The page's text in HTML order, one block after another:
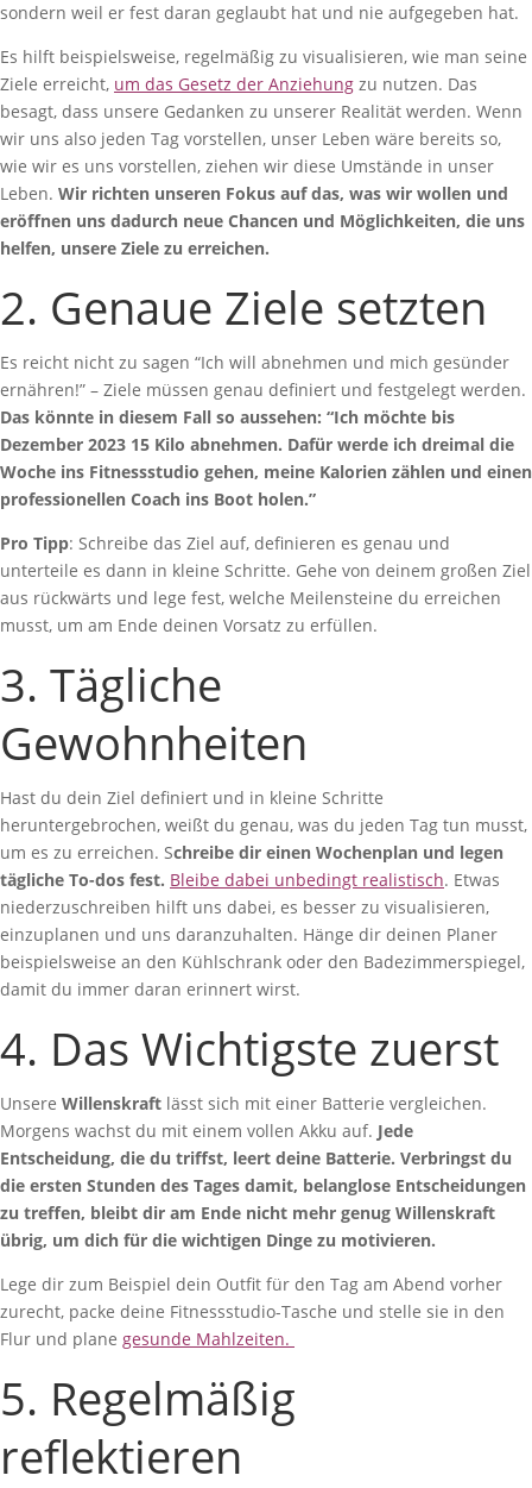
sondern weil er fest daran geglaubt hat und nie aufgegeben hat.
Es hilft beispielsweise, regelmäßig zu visualisieren, wie man seine
Ziele erreicht, um das Gesetz der Anziehung zu nutzen. Das
besagt, dass unsere Gedanken zu unserer Realität werden. Wenn
wir uns also jeden Tag vorstellen, unser Leben wäre bereits so,
wie wir es uns vorstellen, ziehen wir diese Umstände in unser
Leben. Wir richten unseren Fokus auf das, was wir wollen und
eröffnen uns dadurch neue Chancen und Möglichkeiten, die uns
helfen, unsere Ziele zu erreichen.
2. Genaue Ziele setzten
Es reicht nicht zu sagen “Ich will abnehmen und mich gesünder
ernähren!” – Ziele müssen genau definiert und festgelegt werden.
Das könnte in diesem Fall so aussehen: “Ich möchte bis
Dezember 2023 15 Kilo abnehmen. Dafür werde ich dreimal die
Woche ins Fitnessstudio gehen, meine Kalorien zählen und einen
professionellen Coach ins Boot holen.”
Pro Tipp: Schreibe das Ziel auf, definieren es genau und
unterteile es dann in kleine Schritte. Gehe von deinem großen Ziel
aus rückwärts und lege fest, welche Meilensteine du erreichen
musst, um am Ende deinen Vorsatz zu erfüllen.
3. Tägliche
Gewohnheiten
Hast du dein Ziel definiert und in kleine Schritte
heruntergebrochen, weißt du genau, was du jeden Tag tun musst,
um es zu erreichen. Schreibe dir einen Wochenplan und legen
tägliche To-dos fest. Bleibe dabei unbedingt realistisch. Etwas
niederzuschreiben hilft uns dabei, es besser zu visualisieren,
einzuplanen und uns daranzuhalten. Hänge dir deinen Planer
beispielsweise an den Kühlschrank oder den Badezimmerspiegel,
damit du immer daran erinnert wirst.
4. Das Wichtigste zuerst
Unsere Willenskraft lässt sich mit einer Batterie vergleichen.
Morgens wachst du mit einem vollen Akku auf. Jede
Entscheidung, die du triffst, leert deine Batterie. Verbringst du
die ersten Stunden des Tages damit, belanglose Entscheidungen
zu treffen, bleibt dir am Ende nicht mehr genug Willenskraft
übrig, um dich für die wichtigen Dinge zu motivieren.
Lege dir zum Beispiel dein Outfit für den Tag am Abend vorher
zurecht, packe deine Fitnessstudio-Tasche und stelle sie in den
Flur und plane gesunde Mahlzeiten.
5. Regelmäßig
reflektieren